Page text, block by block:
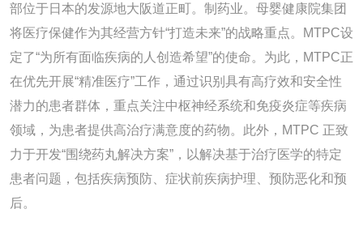
部位于日本的发源地大阪道正町。制药业。母婴健康院集团
将医疗保健作为其经营方针“打造未来”的战略重点。MTPC设
定了“为所有面临疾病的人创造希望”的使命。为此，MTPC正
在优先开展“精准医疗”工作，通过识别具有高疗效和安全性
潜力的患者群体，重点关注中枢神经系统和免疫炎症等疾病
领域，为患者提供高治疗满意度的药物。此外，MTPC 正致
力于开发“围绕药丸解决方案”，以解决基于治疗医学的特定
患者问题，包括疾病预防、症状前疾病护理、预防恶化和预
后。